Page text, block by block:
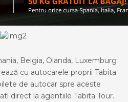
Belgia, Olanda, Luxemburg
cu autocarele proprii Tabita
de autocar spre aceste
direct la agentiile Tabita Tour.